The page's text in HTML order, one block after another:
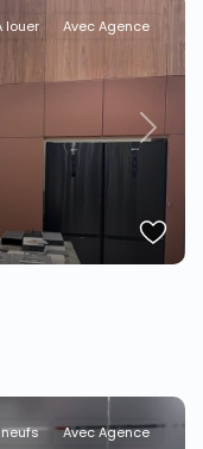
Next
louer Avec Agence
Avec Agence